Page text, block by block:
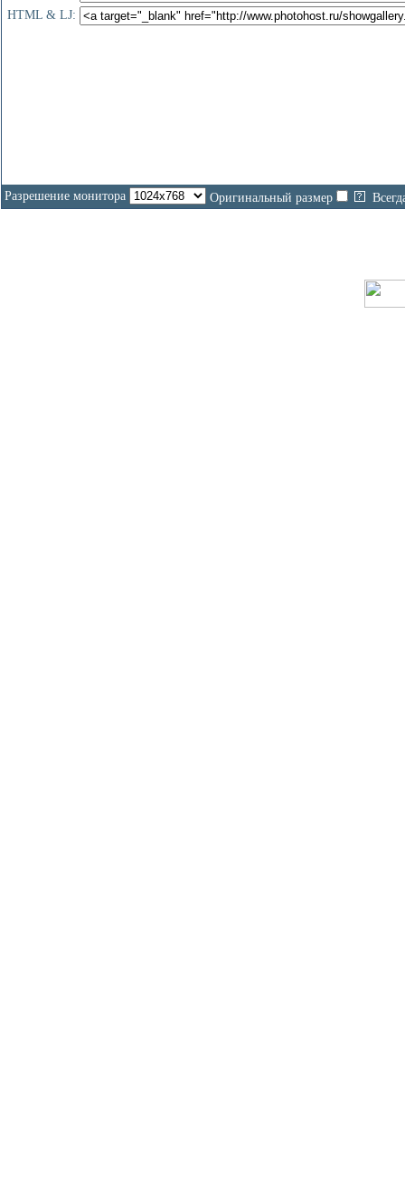
HTML & LJ:
Разрешение монитора Оригинальный размер